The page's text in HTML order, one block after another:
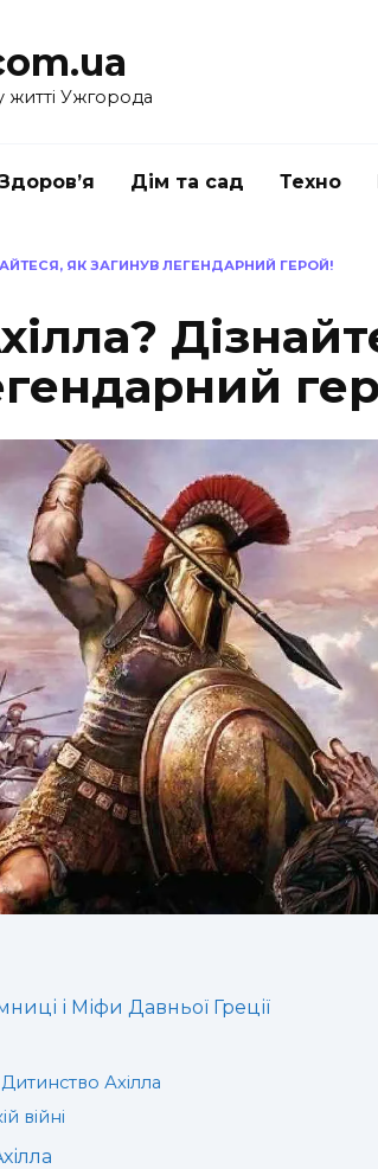
Ужгорода
Дім та сад Техно
ЯК ЗАГИНУВ ЛЕГЕНДАРНИЙ ГЕРОЙ!
і Міфи Давньої Греції
Ахілла
війні